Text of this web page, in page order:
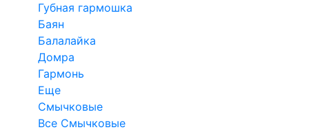
Губная гармошка
Баян
Балалайка
Домра
Гармонь
Еще
Смычковые
Все Смычковые